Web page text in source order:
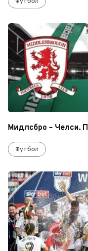
Мидлсбро – Челси.
Футбол